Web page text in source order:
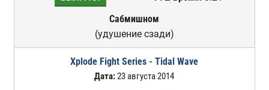
Сабмишном
(удушение сзади)
Xplode Fight Series - Tidal Wave
Дата:23 августа 2014